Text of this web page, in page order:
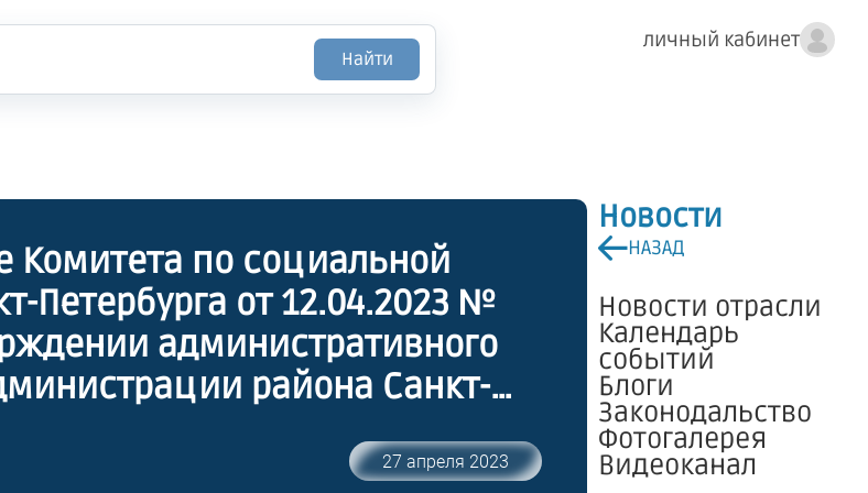
личный кабинет
Найти
Новости
НАЗАД
Новости отрасли
Календарь
событий
Блоги
Законодальство
Фотогалерея
Видеоканал
Комитета по социальной
Петербурга от 12.04.2023 №
административного
района Санкт-
услуги по предоставлению
27 апреля 2023